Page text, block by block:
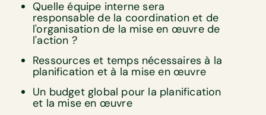
Quelle équipe interne sera
responsable de la coordination et de
l'organisation de la mise en œuvre de
l'action ?
Ressources et temps nécessaires à la
planification et à la mise en œuvre
Un budget global pour la planification
et la mise en œuvre